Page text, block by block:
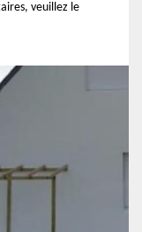
veuillez le